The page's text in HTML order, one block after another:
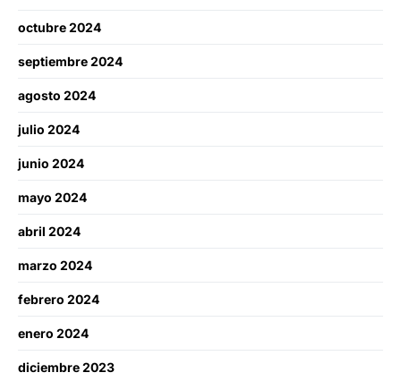
octubre 2024
septiembre 2024
agosto 2024
julio 2024
junio 2024
mayo 2024
abril 2024
marzo 2024
febrero 2024
enero 2024
diciembre 2023